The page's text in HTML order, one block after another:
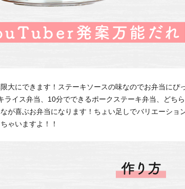
大にできます！ステーキソースの味なのでお弁当にぴ
ライス弁当、10分でできるポークステーキ弁当、どち
が喜ぶお弁当になります！ちょい足しでバリエーショ
ゃいますよ！！